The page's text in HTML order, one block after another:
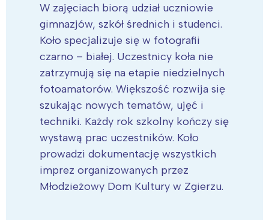
W zajęciach biorą udział uczniowie
gimnazjów, szkół średnich i studenci.
Koło specjalizuje się w fotografii
czarno – białej. Uczestnicy koła nie
zatrzymują się na etapie niedzielnych
fotoamatorów. Większość rozwija się
szukając nowych tematów, ujęć i
techniki. Każdy rok szkolny kończy się
wystawą prac uczestników. Koło
prowadzi dokumentację wszystkich
imprez organizowanych przez
Młodzieżowy Dom Kultury w Zgierzu.